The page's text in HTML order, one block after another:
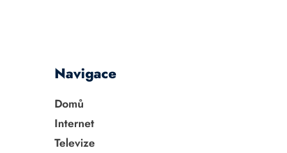
Navigace
Domů
Internet
Televize